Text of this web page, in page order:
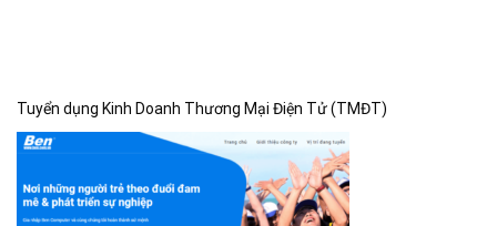
Tuyển dụng Kinh Doanh Thương Mại Điện Tử (TMĐT)